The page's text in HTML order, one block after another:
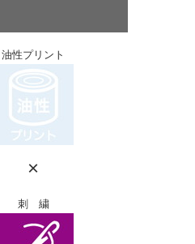
油性プリント
×
刺 繍